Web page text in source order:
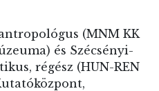
(MNM KK
és Szécsényi-
régész (HUN-REN